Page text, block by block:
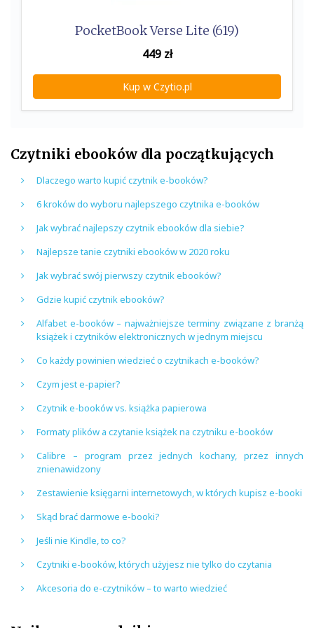
PocketBook Verse Lite (619)
449zł
Kup w Czytio.pl
Czytniki ebooków dla początkujących
Dlaczego warto kupić czytnik e-booków?
6 kroków do wyboru najlepszego czytnika e-booków
Jak wybrać najlepszy czytnik ebooków dla siebie?
Najlepsze tanie czytniki ebooków w 2020 roku
Jak wybrać swój pierwszy czytnik ebooków?
Gdzie kupić czytnik ebooków?
Alfabet e-booków – najważniejsze terminy związane z branżą
książek i czytników elektronicznych w jednym miejscu
Co każdy powinien wiedzieć o czytnikach e-booków?
Czym jest e-papier?
Czytnik e-booków vs. książka papierowa
Formaty plików a czytanie książek na czytniku e-booków
Calibre – program przez jednych kochany, przez innych
znienawidzony
Zestawienie księgarni internetowych, w których kupisz e-booki
Skąd brać darmowe e-booki?
Jeśli nie Kindle, to co?
Czytniki e-booków, których użyjesz nie tylko do czytania
Akcesoria do e-czytników – to warto wiedzieć